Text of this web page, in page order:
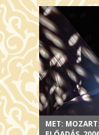
MET: